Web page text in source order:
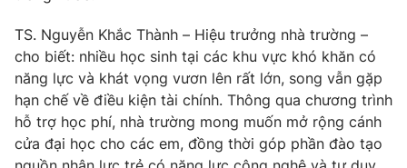
THỜI BÁO VTV
TS. Nguyễn Khắc Thành – Hiệu trưởng nhà trường –
cho biết: nhiều học sinh tại các khu vực khó khăn có
năng lực và khát vọng vươn lên rất lớn, song vẫn gặp
hạn chế về điều kiện tài chính. Thông qua chương trình
hỗ trợ học phí, nhà trường mong muốn mở rộng cánh
cửa đại học cho các em, đồng thời góp phần đào tạo